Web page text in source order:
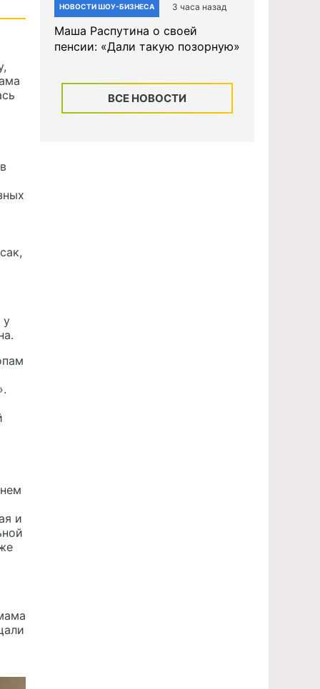
у
и
НОВОСТИ ШОУ-БИЗНЕСА 3 часа назад
Маша Распутина о своей
пенсии: «Дали такую позорную»
ВСЕ НОВОСТИ